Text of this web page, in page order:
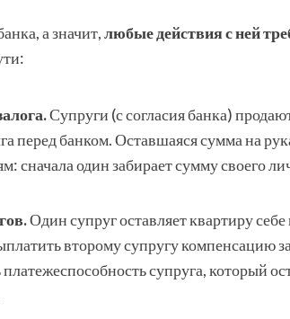
а значит,любые действия с ней
Супруги (с согласия банка)
перед банком. Оставшаяся сумма на
один забирает сумму своего
Один супруг оставляет квартиру
второму супругу компенсацию
супруга, который